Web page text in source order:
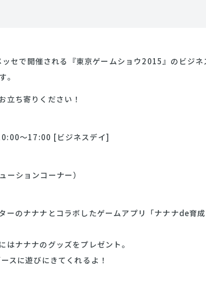
セで開催される『東京ゲームショウ2015』のビジネ
。
立ち寄りください！
～17:00 [ビジネスデイ]
ーションコーナー）
ーのナナナとコラボしたゲームアプリ「ナナナde育
はナナナのグッズをプレゼント。
スに遊びにきてくれるよ！